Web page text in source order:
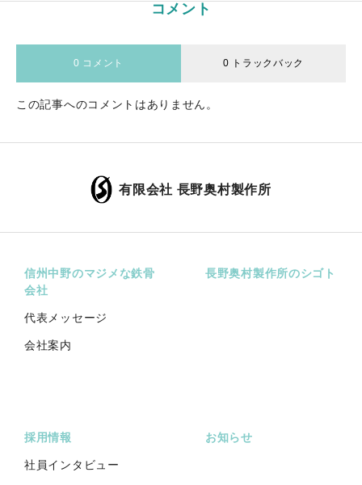
コメント
0 コメント 0 トラックバック
この記事へのコメントはありません。
有限会社 長野奥村製作所
信州中野のマジメな鉄骨
会社
代表メッセージ
会社案内
長野奥村製作所のシゴト
採用情報
社員インタビュー
お知らせ